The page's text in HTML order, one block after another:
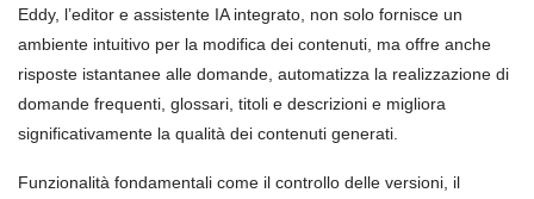
Eddy, l’editor e assistente IA integrato, non solo fornisce un
ambiente intuitivo per la modifica dei contenuti, ma offre anche
risposte istantanee alle domande, automatizza la realizzazione di
domande frequenti, glossari, titoli e descrizioni e migliora
significativamente la qualità dei contenuti generati.
Funzionalità fondamentali come il controllo delle versioni, il